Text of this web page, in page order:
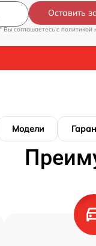
Оставить
Вы соглашаетесь c политикой
Модели